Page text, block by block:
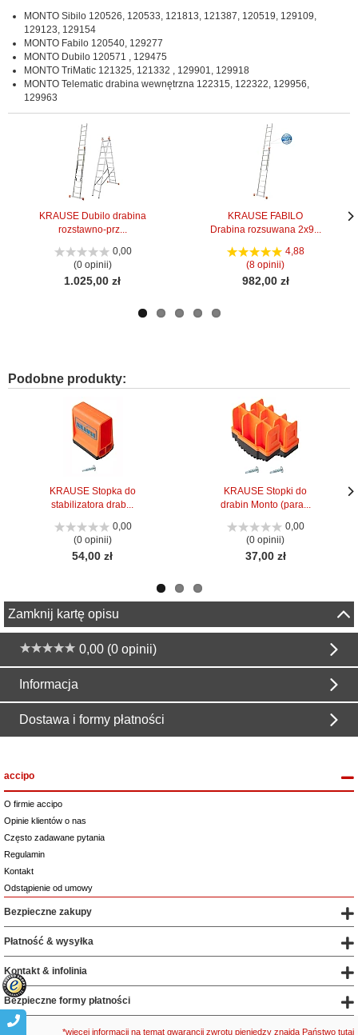
MONTO Sibilo 120526, 120533, 121813, 121387, 120519, 129109,
129123, 129154
MONTO Fabilo 120540, 129277
MONTO Dubilo 120571 , 129475
MONTO TriMatic 121325, 121332 , 129901, 129918
MONTO Telematic drabina wewnętrzna 122315, 122322, 129956,
129963
KRAUSE Dubilo drabina
rozstawno-prz...
0,00
(0 opinii)
1.025,00 zł
KRAUSE FABILO
Drabina rozsuwana 2x9...
4,88
(8 opinii)
982,00 zł
Podobne produkty:
KRAUSE Stopka do
stabilizatora drab...
0,00
(0 opinii)
54,00 zł
KRAUSE Stopki do
drabin Monto (para...
0,00
(0 opinii)
37,00 zł
Zamknij kartę opisu
0,00 (0 opinii)
Informacja
Dostawa i formy płatności
accipo
O firmie accipo
Opinie klientów o nas
Często zadawane pytania
Regulamin
Kontakt
Odstąpienie od umowy
Bezpieczne zakupy
Płatność & wysyłka
Kontakt & infolinia
Bezpieczne formy płatności
*więcej informacji na temat gwarancji zwrotu pieniędzy znajdą Państwo tutaj